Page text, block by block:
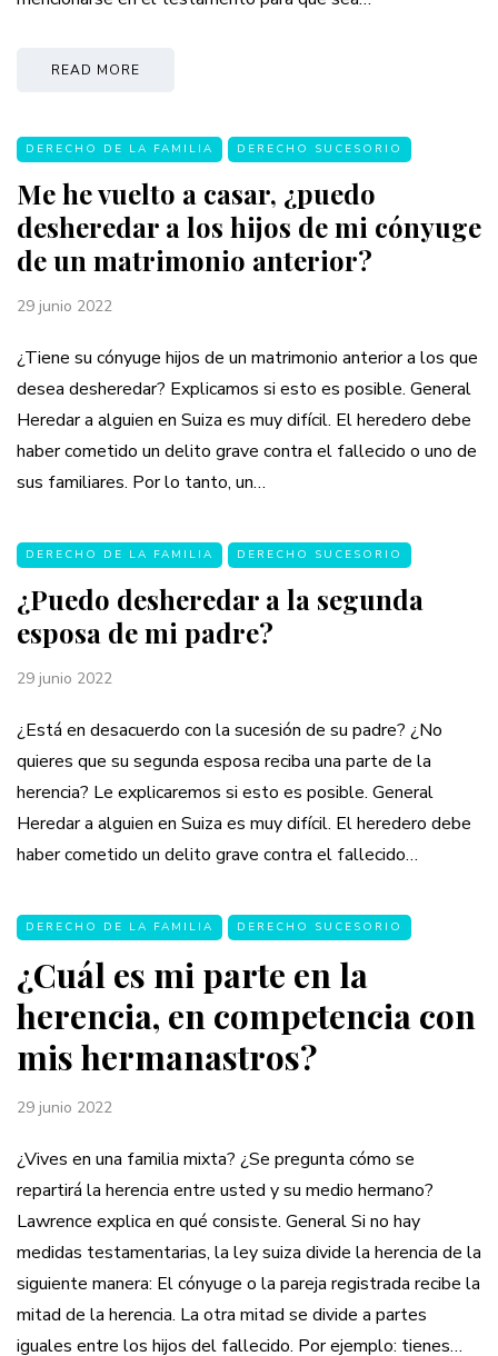
READ MORE
DERECHO DE LA FAMILIA DERECHO SUCESORIO
Me he vuelto a casar, ¿puedo
desheredar a los hijos de mi cónyuge
de un matrimonio anterior?
29 junio 2022
¿Tiene su cónyuge hijos de un matrimonio anterior a los que
desea desheredar? Explicamos si esto es posible. General
Heredar a alguien en Suiza es muy difícil. El heredero debe
haber cometido un delito grave contra el fallecido o uno de
sus familiares. Por lo tanto, un…
DERECHO DE LA FAMILIA DERECHO SUCESORIO
¿Puedo desheredar a la segunda
esposa de mi padre?
29 junio 2022
¿Está en desacuerdo con la sucesión de su padre? ¿No
quieres que su segunda esposa reciba una parte de la
herencia? Le explicaremos si esto es posible. General
Heredar a alguien en Suiza es muy difícil. El heredero debe
haber cometido un delito grave contra el fallecido…
DERECHO DE LA FAMILIA DERECHO SUCESORIO
¿Cuál es mi parte en la
herencia, en competencia con
mis hermanastros?
29 junio 2022
¿Vives en una familia mixta? ¿Se pregunta cómo se
repartirá la herencia entre usted y su medio hermano?
Lawrence explica en qué consiste. General Si no hay
medidas testamentarias, la ley suiza divide la herencia de la
siguiente manera: El cónyuge o la pareja registrada recibe la
mitad de la herencia. La otra mitad se divide a partes
iguales entre los hijos del fallecido. Por ejemplo: tienes…